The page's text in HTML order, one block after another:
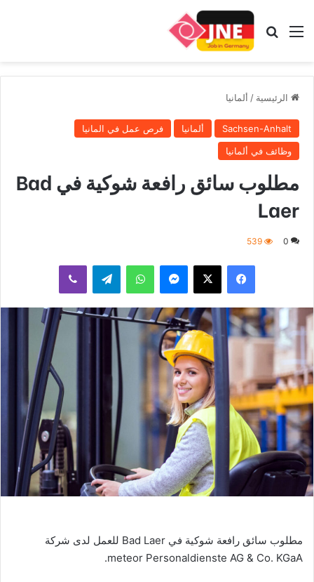
القائمة بحث عن
الرئيسية / ألمانيا
Sachsen-Anhalt ألمانيا
فرص عمل في المانيا
وظائف في ألمانيا
مطلوب سائق رافعة شوكية في Bad
Laer
0
539
فيسبوك واتساب
مطلوب سائق رافعة شوكية في Bad Laer للعمل لدى شركة
meteor Personaldienste AG & Co. KGaA.